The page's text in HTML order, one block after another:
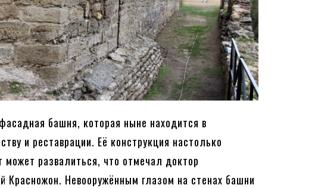
башня, которая ныне находится в
и реставрации. Её конструкция настолько
может развалиться, что отмечал доктор
Красножон. Невооружённым глазом на стенах башни